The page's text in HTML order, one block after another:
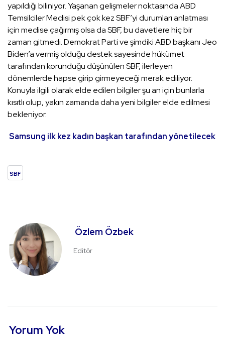
yapıldığı biliniyor. Yaşanan gelişmeler noktasında ABD
Temsilciler Meclisi pek çok kez SBF’yi durumları anlatması
için meclise çağırmış olsa da SBF, bu davetlere hiç bir
zaman gitmedi. Demokrat Parti ve şimdiki ABD başkanı Jeo
Biden’a vermiş olduğu destek sayesinde hükümet
tarafından korunduğu düşünülen SBF, ilerleyen
dönemlerde hapse girip girmeyeceği merak ediliyor.
Konuyla ilgili olarak elde edilen bilgiler şu an için bunlarla
kısıtlı olup, yakın zamanda daha yeni bilgiler elde edilmesi
bekleniyor.
Samsung ilk kez kadın başkan tarafından yönetilecek
SBF
Özlem Özbek
Editör
Yorum Yok